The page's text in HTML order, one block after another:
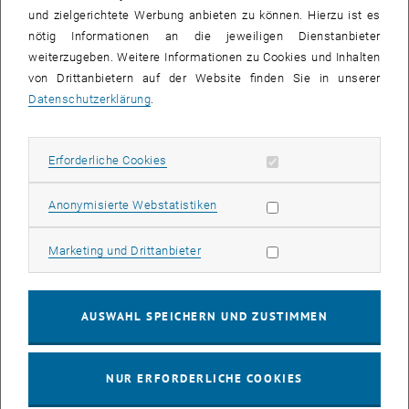
Bild
Signed permutahedron in 3D
The articleThe Geometry of Uniqueness, Sparsity and Clustering in
Penalized EstimationbyUlrike Schneider, öffnet in einem neuen
andPatrick Tardivel
und zielgerichtete Werbung anbieten zu können. Hierzu ist es
nötig Informationen an die jeweiligen Dienstanbieter
weiterzugeben. Weitere Informationen zu Cookies und Inhalten
von Drittanbietern auf der Website finden Sie in unserer
Datenschutzerklärung.
Erforderliche Cookies Erforderliche Cookies zulassen
Anonymisierte WebstatistikenStatistik Cookies zulassen
Marketing und DrittanbieterMarketing Cookies zulassen
AUSWAHL SPEICHERN UND ZUSTIMMEN
NUR ERFORDERLICHE COOKIES